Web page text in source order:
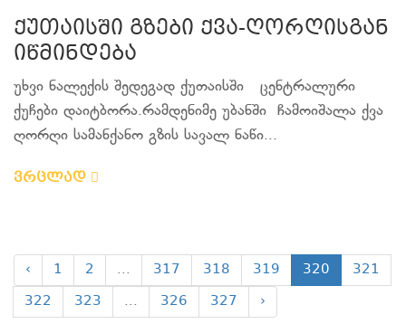
ქუთაისში გზები ქვა-ღორღისგან
იწმინდება
უხვი ნალექის შედეგად ქუთაისში ცენტრალური
ქუჩები დაიტბორა.რამდენიმე უბანში ჩამოიშალა ქვა
ღორღი სამანქანო გზის სავალ ნაწი...
ვრცლად
‹ 1 2 ... 317 318 319 320
321
322
323 ... 326 327 ›